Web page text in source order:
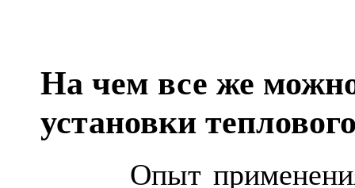
На чем все же
установки
Опыт